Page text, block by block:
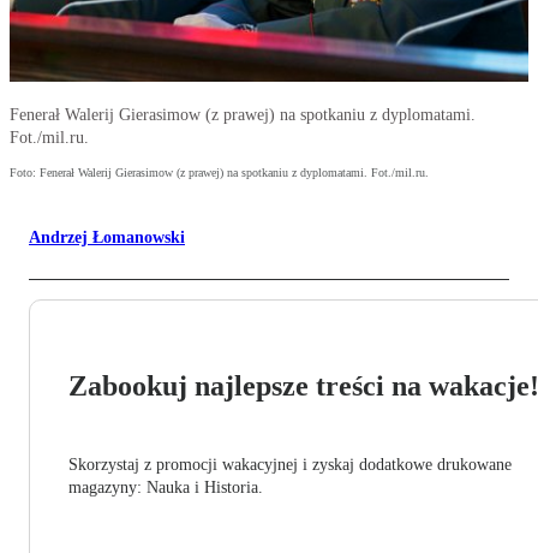
Fenerał Walerij Gierasimow (z prawej) na spotkaniu z dyplomatami.
Fot./mil.ru.
Foto: Fenerał Walerij Gierasimow (z prawej) na spotkaniu z dyplomatami. Fot./mil.ru.
Andrzej Łomanowski
Zabookuj najlepsze treści na wakacje!
Skorzystaj z promocji wakacyjnej i zyskaj dodatkowe drukowane
magazyny: Nauka i Historia.